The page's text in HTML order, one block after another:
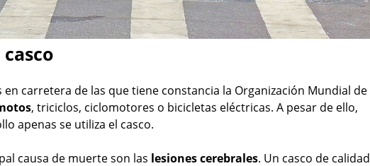
carretera de las que tiene constancia la Organización Mundial de
, triciclos, ciclomotores o bicicletas eléctricas. A pesar de ello,
apenas se utiliza el casco.
causa de muerte son las lesiones cerebrales. Un casco de calidad